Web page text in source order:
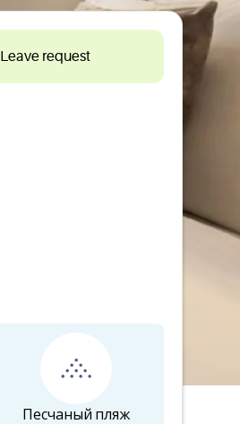
Leave request
Песчаный пляж